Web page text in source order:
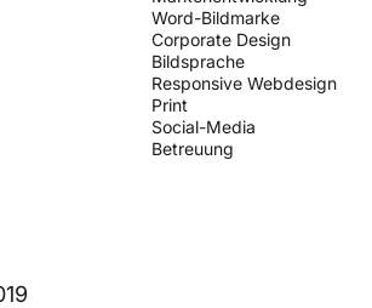
Word-Bildmarke
Corporate Design
Bildsprache
Responsive Webdesign
Print
Social-Media
Betreuung